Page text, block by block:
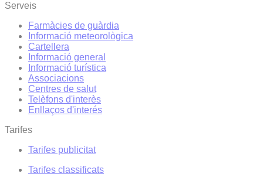
Serveis
Farmàcies de guàrdia
Informació meteorològica
Cartellera
Informació general
Informació turística
Associacions
Centres de salut
Telèfons d'interès
Enllaços d'interés
Tarifes
Tarifes publicitat
Tarifes classificats